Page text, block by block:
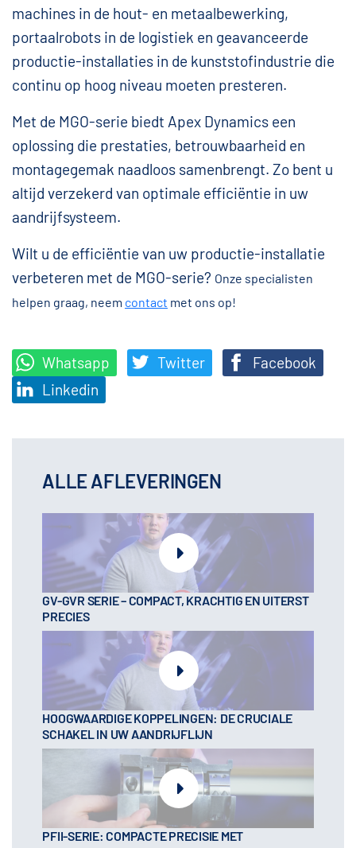
machines in de hout- en metaalbewerking,
portaalrobots in de logistiek en geavanceerde
productie-installaties in de kunststofindustrie die
continu op hoog niveau moeten presteren.
Met de MGO-serie biedt Apex Dynamics een
oplossing die prestaties, betrouwbaarheid en
montagegemak naadloos samenbrengt. Zo bent u
altijd verzekerd van optimale efficiëntie in uw
aandrijfsysteem.
Wilt u de efficiëntie van uw productie-installatie
verbeteren met de MGO-serie? Onze specialisten
helpen graag, neem contact met ons op!
Whatsapp Twitter
Facebook
Linkedin
ALLE AFLEVERINGEN
GV-GVR SERIE – COMPACT, KRACHTIG EN UITERST
PRECIES
HOOGWAARDIGE KOPPELINGEN: DE CRUCIALE
SCHAKEL IN UW AANDRIJFLIJN
PFII-SERIE: COMPACTE PRECISIE MET